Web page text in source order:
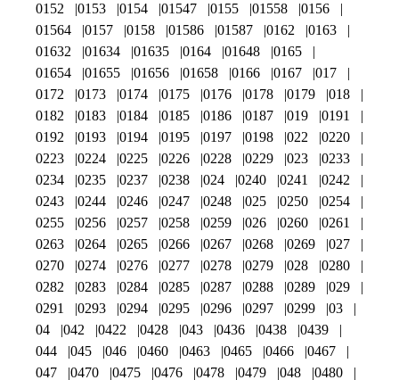
0152
0153 0154 01547 0155 01558
0156
01564
0157 0158 01586 01587 0162
0163
01632
01634 01635 0164 01648
0165
01654
01655 01656 01658 0166 0167
017
0172
0173 0174 0175 0176 0178 0179
018
0182
0183 0184 0185 0186 0187 019
0191
0192
0193 0194 0195 0197 0198 022
0220
0223
0224 0225 0226 0228 0229 023
0233
0234
0235 0237 0238 024 0240 0241
0242
0243
0244 0246 0247 0248 025 0250
0254
0255
0256 0257 0258 0259 026 0260
0261
0263
0264 0265 0266 0267 0268 0269
027
0270
0274 0276 0277 0278 0279 028
0280
0282
0283 0284 0285 0287 0288 0289
029
0291
0293 0294 0295 0296 0297 0299
03
04
042 0422 0428 043 0436 0438
0439
044
045 046 0460 0463 0465 0466
0467
047
0470 0475 0476 0478 0479 048 0480